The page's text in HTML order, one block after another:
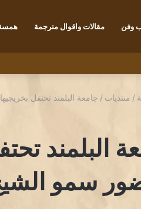
وفن مقالات واقوال مترجمة
للشاعر التونسي البشير عبيد
/ منتديات / جامعة البلمند تحتفل
البلمند
سمو